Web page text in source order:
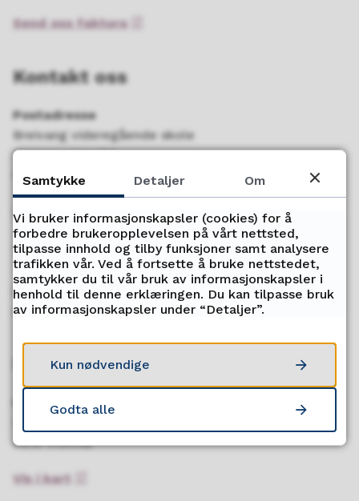
Send oss faktura
Kontakt oss
Postadresse
Breivang videregående skole
Dramsvegen 199
9010 Tromsø
Send e-post
Tilgjengelighetserklæring
Nettstedet følger kravene til universell
utforming
Her finner du oss
Besøksadresse
9010 Tromsø
Vis i kart
Samtykke Detaljer Om
Vi bruker informasjonskapsler (cookies) for å
forbedre brukeropplevelsen på vårt nettsted,
tilpasse innhold og tilby funksjoner samt analysere
trafikken vår. Ved å fortsette å bruke nettstedet,
samtykker du til vår bruk av informasjonskapsler i
henhold til denne erklæringen. Du kan tilpasse bruk
av informasjonskapsler under “Detaljer”.
Kun nødvendige
Godta alle